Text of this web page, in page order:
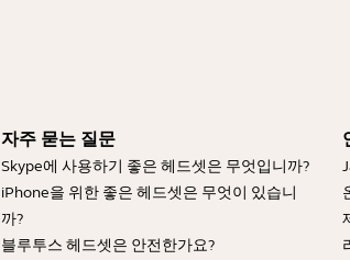
자주 묻는 질문
Skype에 사용하기 좋은 헤드셋은 무엇입니까?
iPhone을 위한 좋은 헤드셋은 무엇이 있습니
까?
블루투스 헤드셋은 안전한가요?